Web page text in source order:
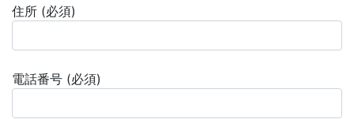
住所 (必須)
電話番号 (必須)